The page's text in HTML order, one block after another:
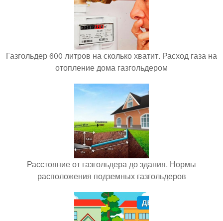
Газгольдер 600 литров на сколько хватит. Расход газа на
отопление дома газгольдером
Расстояние от газгольдера до здания. Нормы
расположения подземных газгольдеров